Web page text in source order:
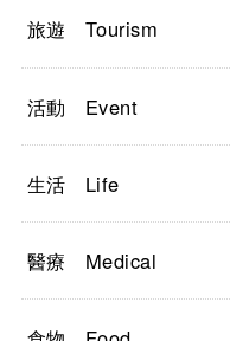
旅遊 Tourism
活動 Event
生活 Life
醫療 Medical